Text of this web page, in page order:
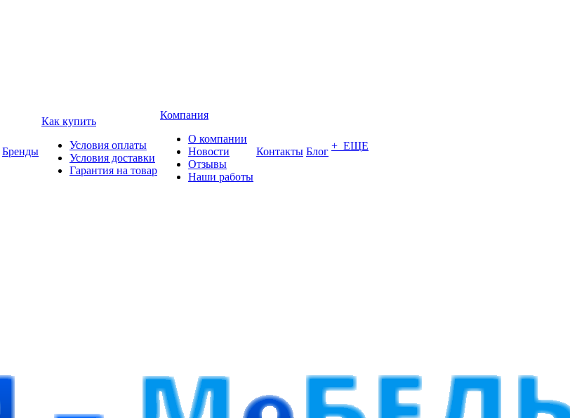
Бренды
Как купить
Условия оплаты
Условия доставки
Гарантия на товар
Компания
О компании
Новости
Отзывы
Наши работы
Контакты Блог + ЕЩЕ